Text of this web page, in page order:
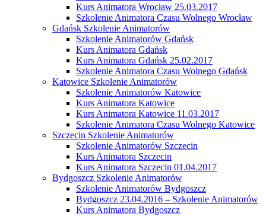
Kurs Animatora Wrocław 25.03.2017
Szkolenie Animatora Czasu Wolnego Wrocław
Gdańsk Szkolenie Animatorów
Szkolenie Animatorów Gdańsk
Kurs Animatora Gdańsk
Kurs Animatora Gdańsk 25.02.2017
Szkolenie Animatora Czasu Wolnego Gdańsk
Katowice Szkolenie Animatorów
Szkolenie Animatorów Katowice
Kurs Animatora Katowice
Kurs Animatora Katowice 11.03.2017
Szkolenie Animatora Czasu Wolnego Katowice
Szczecin Szkolenie Animatorów
Szkolenie Animatorów Szczecin
Kurs Animatora Szczecin
Kurs Animatora Szczecin 01.04.2017
Bydgoszcz Szkolenie Animatorów
Szkolenie Animatorów Bydgoszcz
Bydgoszcz 23.04.2016 – Szkolenie Animatorów
Kurs Animatora Bydgoszcz